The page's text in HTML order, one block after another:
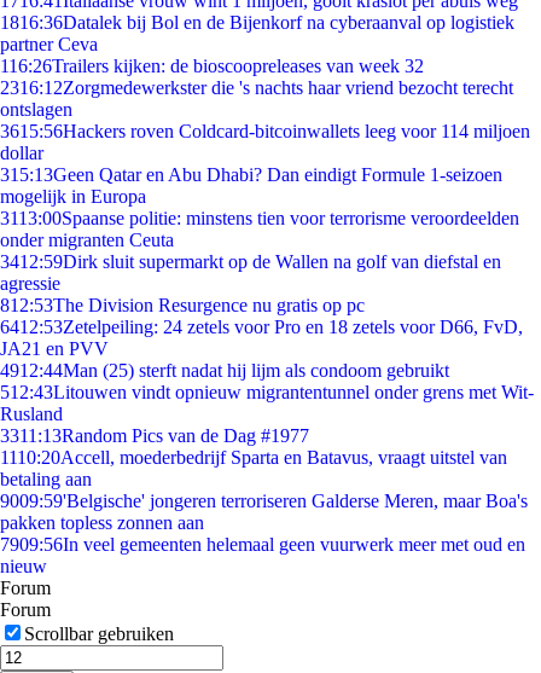
1816:36Datalek bij Bol en de Bijenkorf na cyberaanval op logistiek
partner Ceva
116:26Trailers kijken: de bioscoopreleases van week 32
2316:12Zorgmedewerkster die 's nachts haar vriend bezocht terecht
ontslagen
3615:56Hackers roven Coldcard-bitcoinwallets leeg voor 114 miljoen
dollar
315:13Geen Qatar en Abu Dhabi? Dan eindigt Formule 1-seizoen
mogelijk in Europa
3113:00Spaanse politie: minstens tien voor terrorisme veroordeelden
onder migranten Ceuta
3412:59Dirk sluit supermarkt op de Wallen na golf van diefstal en
agressie
812:53The Division Resurgence nu gratis op pc
6412:53Zetelpeiling: 24 zetels voor Pro en 18 zetels voor D66, FvD,
JA21 en PVV
4912:44Man (25) sterft nadat hij lijm als condoom gebruikt
512:43Litouwen vindt opnieuw migrantentunnel onder grens met Wit-
Rusland
3311:13Random Pics van de Dag #1977
1110:20Accell, moederbedrijf Sparta en Batavus, vraagt uitstel van
betaling aan
9009:59'Belgische' jongeren terroriseren Galderse Meren, maar Boa's
pakken topless zonnen aan
7909:56In veel gemeenten helemaal geen vuurwerk meer met oud en
nieuw
Forum
Forum
Scrollbar gebruiken